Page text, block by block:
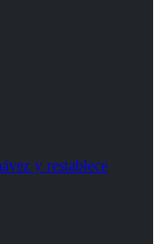
y restablece